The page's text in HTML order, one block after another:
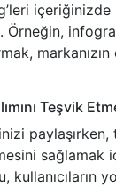
içeriğinizde
Örneğin,
markanızın
Teşvik
sağlamak
kullanıcıların